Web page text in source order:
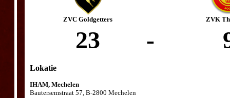
ZVC Goldgetters ZVK
23 -
Lokatie
IHAM, Mechelen
Bautersemstraat 57, B-2800 Mechelen